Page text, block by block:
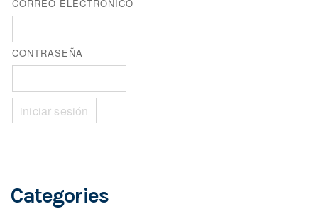
s
t
n
a
CORREO ELECTRÓNICO
CONTRASEÑA
Categories